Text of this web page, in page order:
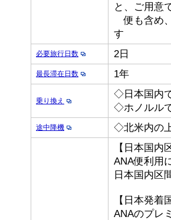
と、ご用意
便も含め
す
必要旅行日数 2日
最長滞在日数 1年
乗り換え
◇日本国内
◇ホノルル
途中降機 ◇北米内の
【日本国内
ANA便利用
日本国内区
【日本発着
ANAのプレ